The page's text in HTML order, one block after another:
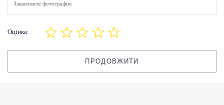
Завантажте фотографію
Оцінка:
ПРОДОВЖИТИ